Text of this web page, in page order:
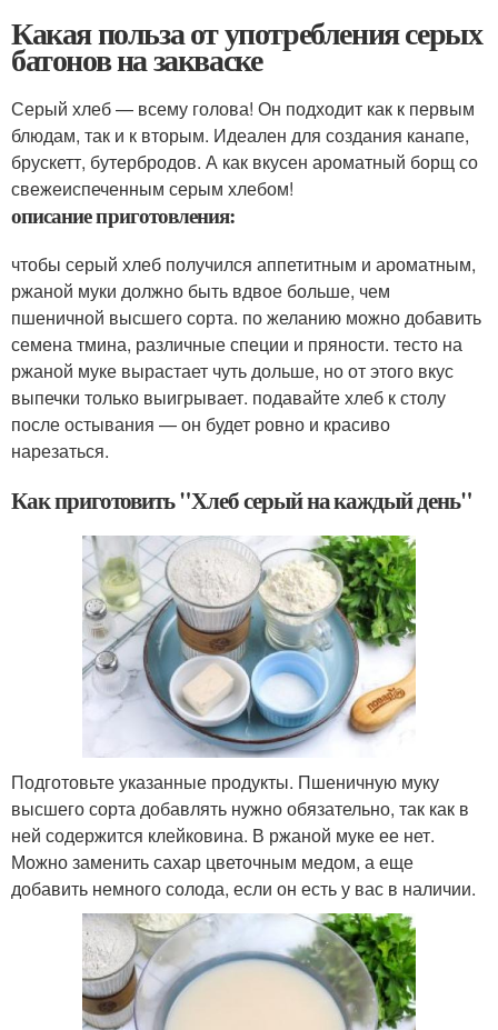
Какая польза от употребления серых
батонов на закваске
Серый хлеб — всему голова! Он подходит как к первым
блюдам, так и к вторым. Идеален для создания канапе,
брускетт, бутербродов. А как вкусен ароматный борщ со
свежеиспеченным серым хлебом!
описание приготовления:
чтобы серый хлеб получился аппетитным и ароматным,
ржаной муки должно быть вдвое больше, чем
пшеничной высшего сорта. по желанию можно добавить
семена тмина, различные специи и пряности. тесто на
ржаной муке вырастает чуть дольше, но от этого вкус
выпечки только выигрывает. подавайте хлеб к столу
после остывания — он будет ровно и красиво
нарезаться.
Как приготовить "Хлеб серый на каждый день"
Подготовьте указанные продукты. Пшеничную муку
высшего сорта добавлять нужно обязательно, так как в
ней содержится клейковина. В ржаной муке ее нет.
Можно заменить сахар цветочным медом, а еще
добавить немного солода, если он есть у вас в наличии.